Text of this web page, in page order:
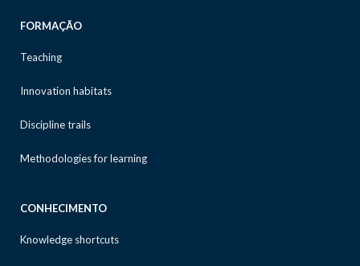
FORMAÇÃO
Teaching
Innovation habitats
Discipline trails
Methodologies for learning
CONHECIMENTO
Knowledge shortcuts